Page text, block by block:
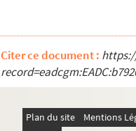
Citer ce document :
Plan du site Mentions